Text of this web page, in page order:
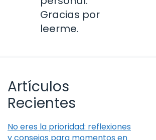
Gracias por
leerme.
Artículos
Recientes
No eres la prioridad: reflexiones
y consejos para momentos en